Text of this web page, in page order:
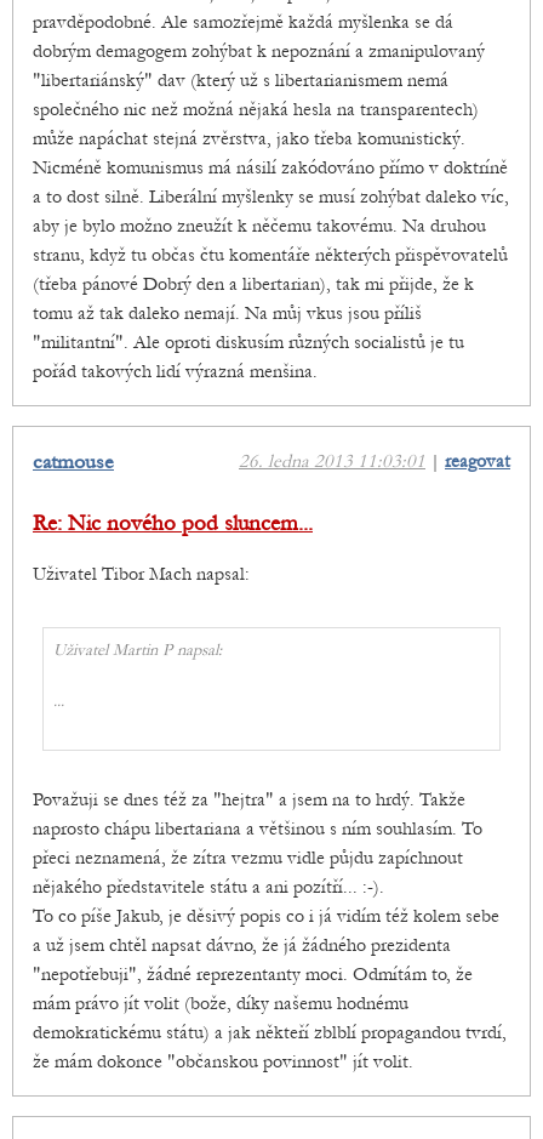
pravděpodobné. Ale samozřejmě každá myšlenka se dá
dobrým demagogem zohýbat k nepoznání a zmanipulovaný
"libertariánský" dav (který už s libertarianismem nemá
společného nic než možná nějaká hesla na transparentech)
může napáchat stejná zvěrstva, jako třeba komunistický.
Nicméně komunismus má násilí zakódováno přímo v doktríně
a to dost silně. Liberální myšlenky se musí zohýbat daleko víc,
aby je bylo možno zneužít k něčemu takovému. Na druhou
stranu, když tu občas čtu komentáře některých přispěvovatelů
(třeba pánové Dobrý den a libertarian), tak mi přijde, že k
tomu až tak daleko nemají. Na můj vkus jsou příliš
"militantní". Ale oproti diskusím různých socialistů je tu
pořád takových lidí výrazná menšina.
26. ledna 2013 11:03:01 | reagovat
catmouse
Re: Nic nového pod sluncem...
Uživatel Tibor Mach napsal:
Uživatel Martin P napsal:
...
Považuji se dnes též za "hejtra" a jsem na to hrdý. Takže
naprosto chápu libertariana a většinou s ním souhlasím. To
přeci neznamená, že zítra vezmu vidle půjdu zapíchnout
nějakého představitele státu a ani pozítří... :-).
To co píše Jakub, je děsivý popis co i já vidím též kolem sebe
a už jsem chtěl napsat dávno, že já žádného prezidenta
"nepotřebuji", žádné reprezentanty moci. Odmítám to, že
mám právo jít volit (bože, díky našemu hodnému
demokratickému státu) a jak někteří zblblí propagandou tvrdí,
že mám dokonce "občanskou povinnost" jít volit.